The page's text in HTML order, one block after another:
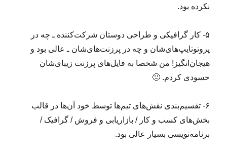
نکرده بود.
۵- کار گرافیکی و طراحی دوستان شرکت‌کننده ـ چه در
پروتوتایپ‌های‌شان و چه در پرزنت‌های‌شان ـ عالی بود و
هیجان‌انگیز! من شخصا به فایل‌های پرزنت‌ زیبای‌شان
حسودی کردم. 🙂
۶- تقسیم‌بندی نقش‌های تیم‌ها توسط خود آن‌ها در قالب
بخش‌های کسب و کار / بازاریابی و فروش / گرافیک /
برنامه‌نویسی بسیار عالی بود.